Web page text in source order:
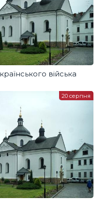
війська
20 серпня